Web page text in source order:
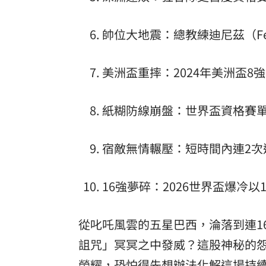
帥位大地震：總教練迪尼茲（
美洲盃重摔：2024年美洲盃8
紙糊防線崩盤：世界盃資格賽
宿敵無情輾壓：短時間內連2
16強夢碎：2026世界盃爆冷
從叱吒風雲的五星巴西，淪落到連
詛咒」冥冥之中發威？這股神秘的